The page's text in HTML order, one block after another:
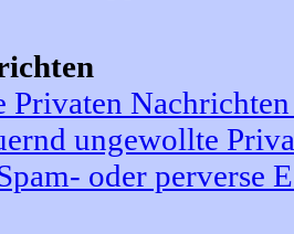
Privaten
ungewollte
oder perverse